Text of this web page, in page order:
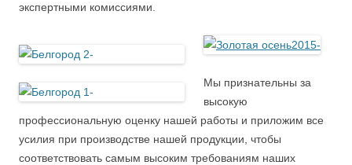
экспертными комиссиями.
Мы признательны за
высокую
профессиональную оценку нашей работы и приложим все
усилия при производстве нашей продукции, чтобы
соответствовать самым высоким требованиям наших